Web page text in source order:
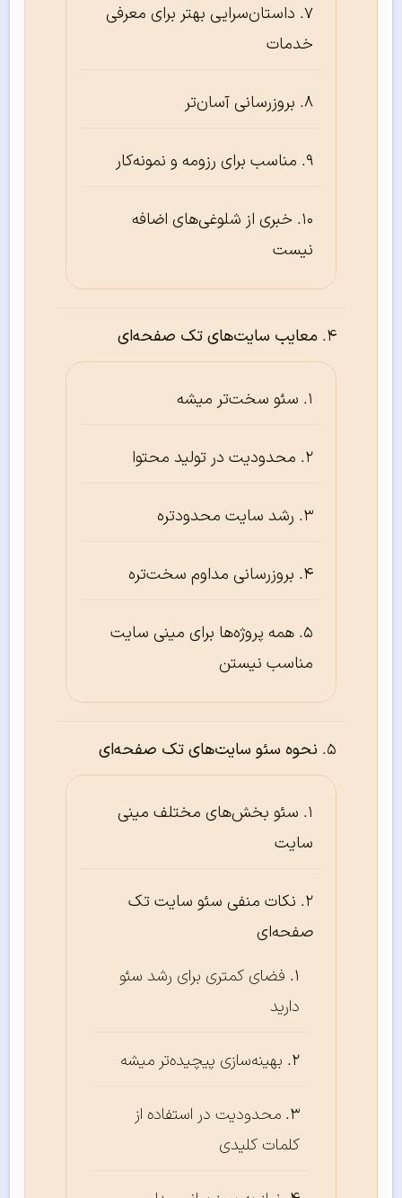
داستان‌سرایی بهتر برای معرفی
خدمات
بروزرسانی آسان‌تر
مناسب برای رزومه و نمونه‌کار
خبری از شلوغی‌های اضافه
نیست
معایب سایت‌های تک صفحه‌ای
سئو سخت‌تر میشه
محدودیت در تولید محتوا
رشد سایت محدودتره
بروزرسانی مداوم سخت‌تره
همه پروژه‌ها برای مینی سایت
مناسب نیستن
نحوه سئو سایت‌های تک صفحه‌ای
سئو بخش‌های مختلف مینی
سایت
نکات منفی سئو سایت تک
صفحه‌ای
فضای کمتری برای رشد سئو
دارید
بهینه‌سازی پیچیده‌تر میشه
محدودیت در استفاده از
کلمات کلیدی